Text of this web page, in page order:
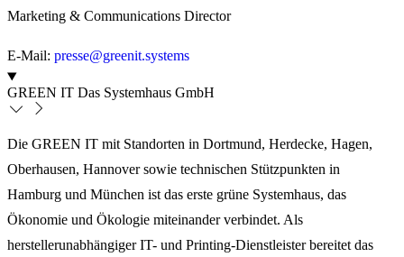
Marketing & Communications Director
E-Mail: presse@greenit.systems
GREEN IT Das Systemhaus GmbH
Die GREEN IT mit Standorten in Dortmund, Herdecke, Hagen,
Oberhausen, Hannover sowie technischen Stützpunkten in
Hamburg und München ist das erste grüne Systemhaus, das
Ökonomie und Ökologie miteinander verbindet. Als
herstellerunabhängiger IT- und Printing-Dienstleister bereitet das